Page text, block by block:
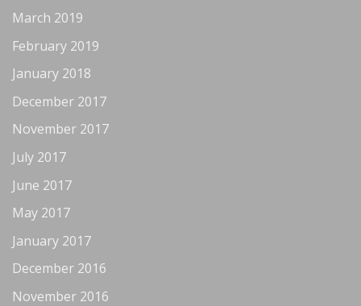
March 2019
February 2019
January 2018
December 2017
November 2017
July 2017
June 2017
May 2017
January 2017
December 2016
November 2016